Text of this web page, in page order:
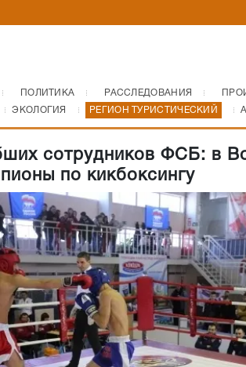
ПОЛИТИКА РАССЛЕДОВАНИЯ
ЭКОЛОГИЯ РЕГИОН ТУРИСТИЧЕСКИЙ
сотрудников ФСБ: в
по кикбоксингу